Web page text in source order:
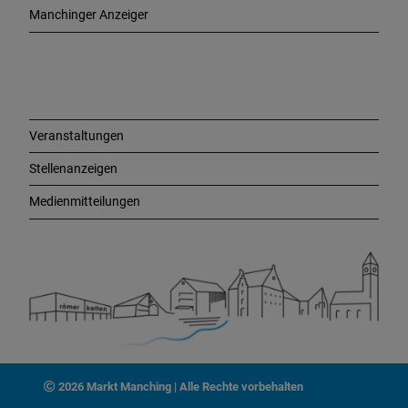
Manchinger Anzeiger
Veranstaltungen
Stellenanzeigen
Medienmitteilungen
2026 Markt Manching | Alle Rechte vorbehalten